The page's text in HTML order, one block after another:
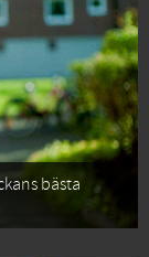
bästa